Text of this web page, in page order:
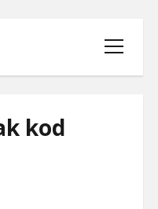
menüyü
aç
kod